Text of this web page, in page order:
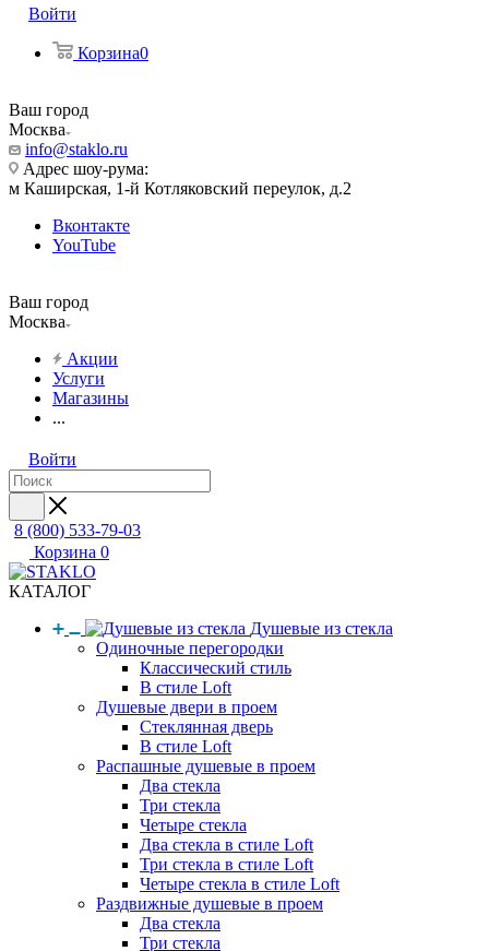
Войти
Корзина0
Ваш город
Москва
info@staklo.ru
Адрес шоу-рума:
м Каширская, 1-й Котляковский переулок, д.2
Вконтакте
YouTube
Ваш город
Москва
Акции
Услуги
Магазины
...
Войти
8 (800) 533-79-03
Корзина 0
КАТАЛОГ
Душевые из стекла
Одиночные перегородки
Классический стиль
В стиле Loft
Душевые двери в проем
Стеклянная дверь
В стиле Loft
Распашные душевые в проем
Два стекла
Три стекла
Четыре стекла
Два стекла в стиле Loft
Три стекла в стиле Loft
Четыре стекла в стиле Loft
Раздвижные душевые в проем
Два стекла
Три стекла